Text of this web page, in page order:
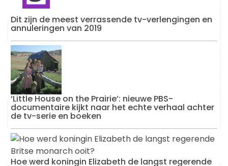
Dit zijn de meest verrassende tv-verlengingen en
annuleringen van 2019
‘Little House on the Prairie’: nieuwe PBS-
documentaire kijkt naar het echte verhaal achter
de tv-serie en boeken
Hoe werd koningin Elizabeth de langst regerende